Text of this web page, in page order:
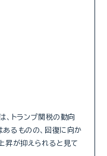
トランプ関税の動向
るものの、回復に向か
昇が抑えられると見て